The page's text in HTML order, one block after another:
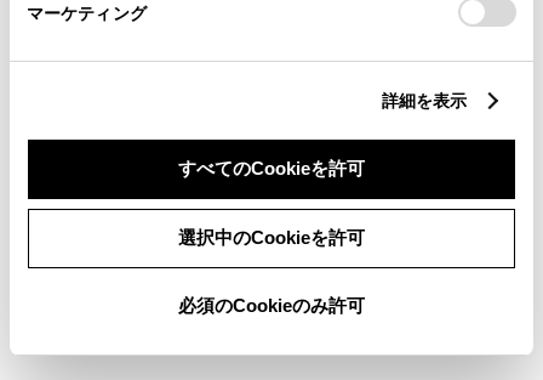
マーケティング
詳細を表示
すべてのCookieを許可
選択中のCookieを許可
必須のCookieのみ許可
メーカーから探す